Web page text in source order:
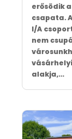
erősödik
csapata.
I/A
nem
alakja,...